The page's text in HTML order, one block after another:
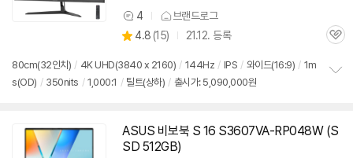
상
품
견
4 브랜드로그
별
점
4.8 (상
리
뷰
15) 21.12. 등록
관
80cm(32인치) / 4K UHD(3840 x 2160) / 144Hz / IPS / 와이드(16:9) / 1m
s(OD) / 350nits / 1,000:1 / 틸트(상하) / 출시가: 5,090,000원
치
ASUS 비보북 S 16 S3607VA-RP048W (S
SD 512GB)